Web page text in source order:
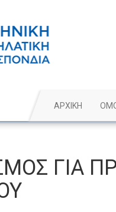
ΑΡΧΙΚΗ
ΓΙΑ